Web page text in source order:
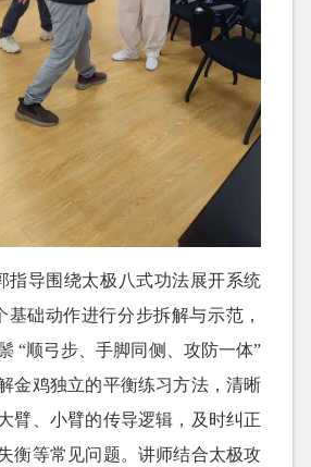
指导围绕太极八式功法展开系统
基础动作进行分步拆解与示范，
“顺弓步、手脚同侧、攻防一体”
金鸡独立的平衡练习方法，清晰
臂、小臂的传导逻辑，及时纠正
衡等常见问题。讲师结合太极攻